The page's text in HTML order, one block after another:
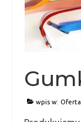
wpis w: Oferta